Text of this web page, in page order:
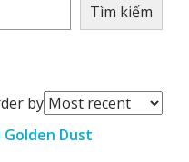
Tìm kiếm
byOrder
by
Golden Dust